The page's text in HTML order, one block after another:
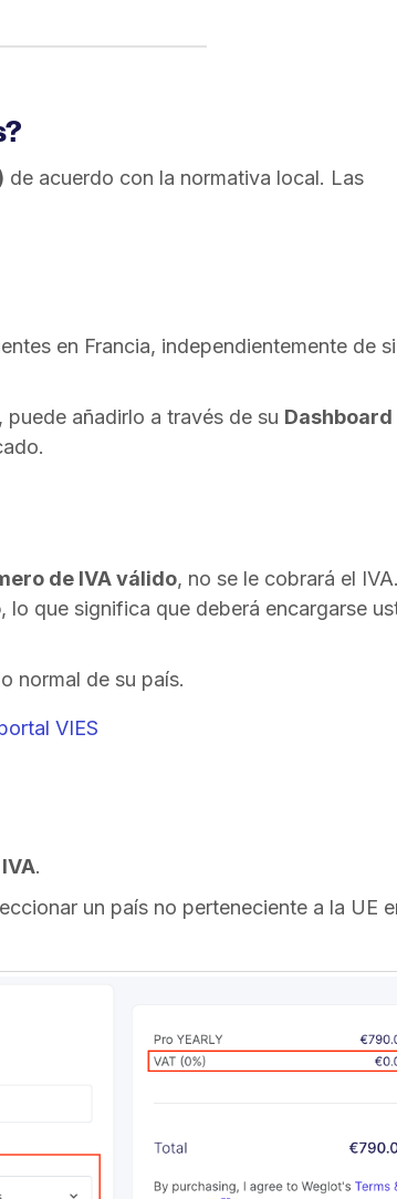
de acuerdo con la normativa local. Las
en Francia, independientemente de
puede añadirlo a través de su Dashboard
de IVA válido, no se le cobrará el
, lo que significa que deberá encargarse
normal de su país.
VIES
.
un país no perteneciente a la UE